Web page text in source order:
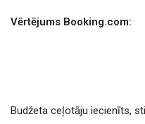
Vērtējums Booking.com:
Budžeta ceļotāju iecienīts,